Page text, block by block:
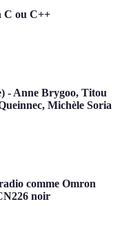
C ou C++
- Anne Brygoo, Titou
Michèle Soria
comme Omron
noir